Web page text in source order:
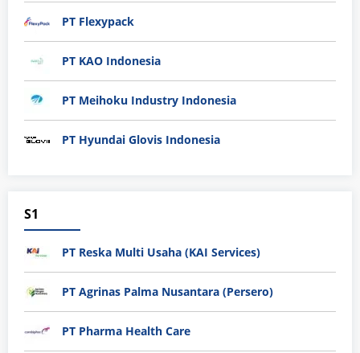
PT Flexypack
PT KAO Indonesia
PT Meihoku Industry Indonesia
PT Hyundai Glovis Indonesia
S1
PT Reska Multi Usaha (KAI Services)
PT Agrinas Palma Nusantara (Persero)
PT Pharma Health Care